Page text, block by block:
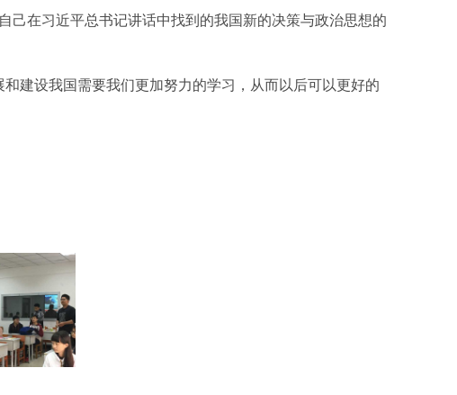
己在习近平总书记讲话中找到的我国新的决策与政治思想的
建设我国需要我们更加努力的学习，从而以后可以更好的